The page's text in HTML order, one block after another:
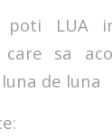
poti LUA
care sa
de luna